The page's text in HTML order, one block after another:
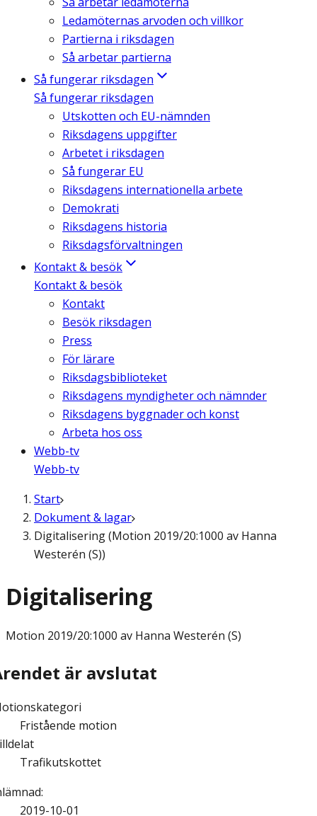
Ledamöternas arvoden och villkor
Partierna i riksdagen
Så arbetar partierna
Så fungerar riksdagen
Så fungerar riksdagen
Utskotten och EU-nämnden
Riksdagens uppgifter
Arbetet i riksdagen
Så fungerar EU
Riksdagens internationella arbete
Demokrati
Riksdagens historia
Riksdagsförvaltningen
Kontakt & besök
Kontakt & besök
Kontakt
Besök riksdagen
Press
För lärare
Riksdagsbiblioteket
Riksdagens myndigheter och nämnder
Riksdagens byggnader och konst
Arbeta hos oss
Webb-tv
Webb-tv
Start
Dokument & lagar
Digitalisering (Motion 2019/20:1000 av Hanna
Westerén (S))
Digitalisering
Motion 2019/20:1000 av Hanna Westerén (S)
är avslutat
Fristående motion
Trafikutskottet
:
2019-10-01